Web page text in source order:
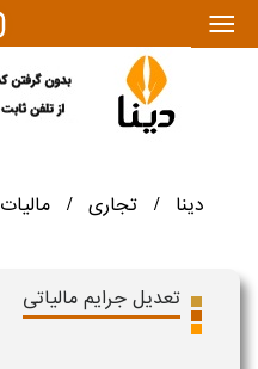
|||
دینا / تجاری / مالیات
تعدیل جرایم مالیاتی